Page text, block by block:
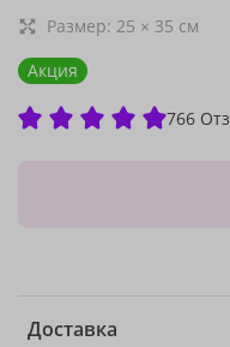
Размер: 25 × 35 см
Акция
766
Доставка